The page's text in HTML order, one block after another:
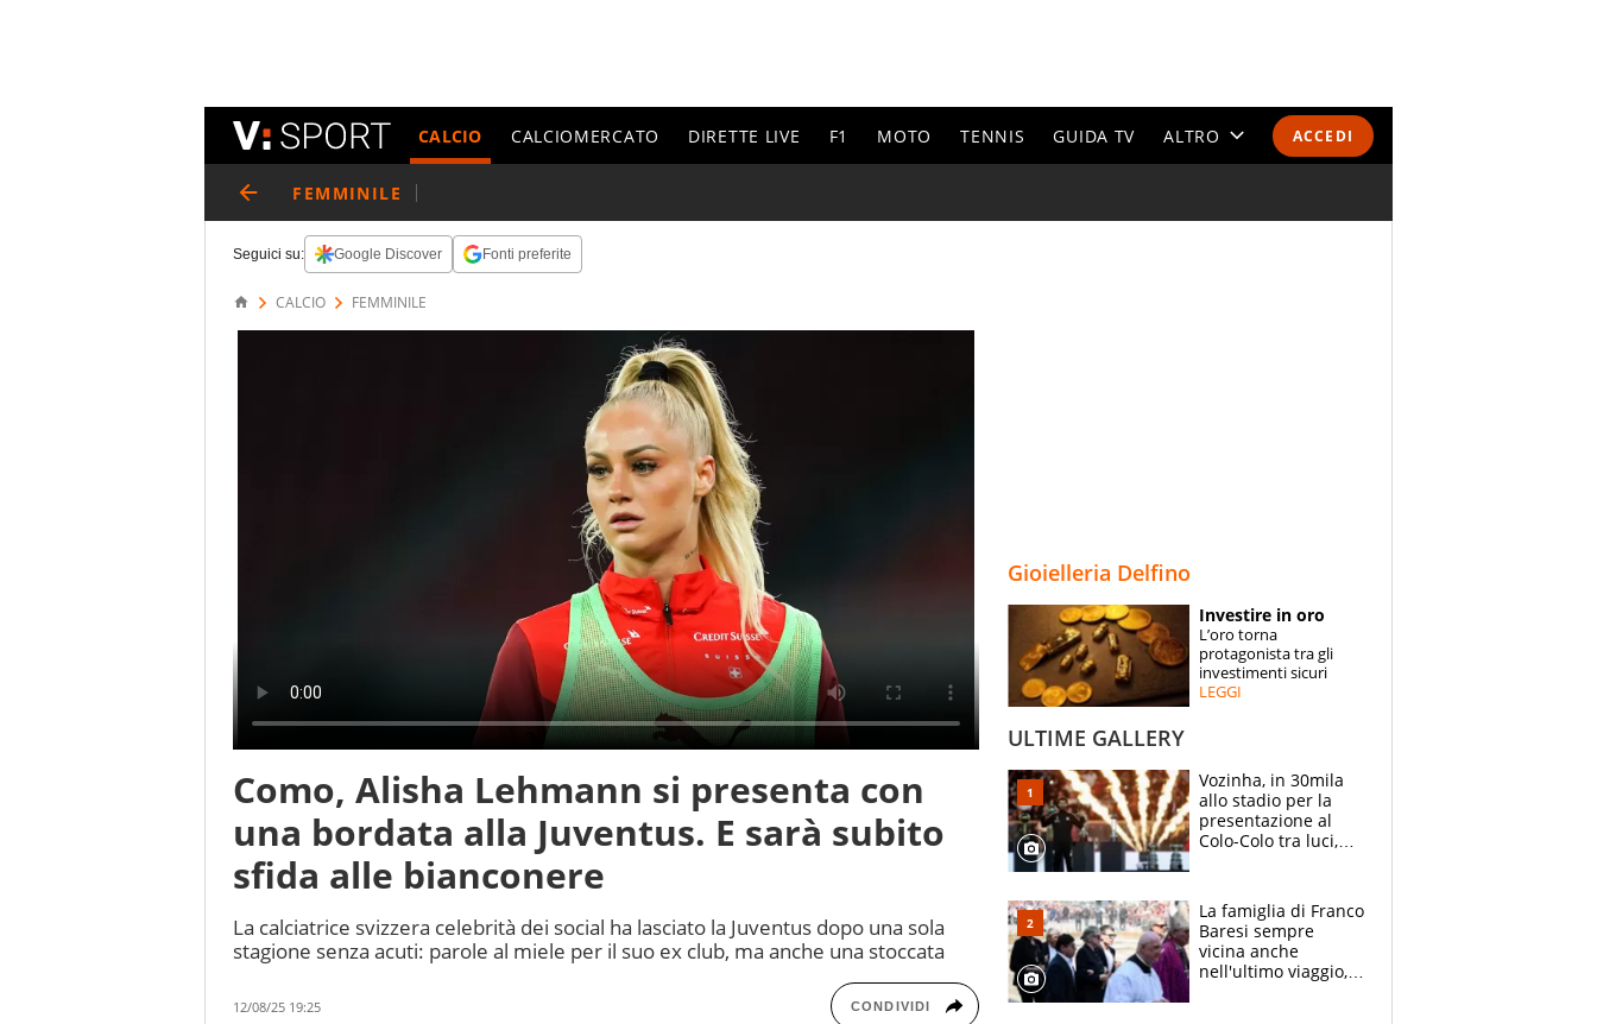
ACCEDI
CALCIO CALCIOMERCATO DIRETTE LIVE F1 MOTO TENNIS GUIDA TV ALTRO
ESPERTI
CONTATTI
FEMMINILE
Seguici su: Google Discover Fonti preferite
CALCIO FEMMINILE
Como, Alisha Lehmann si presenta con
una bordata alla Juventus. E sarà subito
sfida alle bianconere
La calciatrice svizzera celebrità dei social ha lasciato la Juventus dopo una sola
stagione senza acuti: parole al miele per il suo ex club, ma anche una stoccata
12/08/25 19:25 CONDIVIDI
Gioielleria Delfino
Investire in oro
L’oro torna
protagonista tra gli
investimenti sicuri
LEGGI
ULTIME GALLERY
Vozinha, in 30mila
allo stadio per la
presentazione al
Colo-Colo tra luci,
La famiglia di Franco
Baresi sempre
vicina anche
nell'ultimo viaggio,